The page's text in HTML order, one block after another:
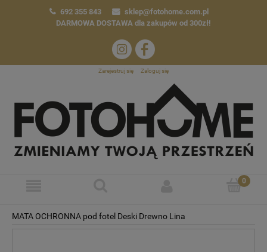
692 355 843
sklep@fotohome.com.pl
DARMOWA DOSTAWA dla zakupów od 300zł!
Zarejestruj się Zaloguj się
MATA OCHRONNA pod fotel Deski Drewno Lina